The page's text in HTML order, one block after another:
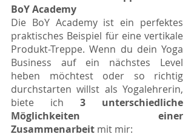
BoY Academy
Die BoY Academy ist ein perfektes
praktisches Beispiel für eine vertikale
Produkt-Treppe. Wenn du dein Yoga
Business auf ein nächstes Level
heben möchtest oder so richtig
durchstarten willst als Yogalehrerin,
biete ich 3 unterschiedliche
Möglichkeiten einer
Zusammenarbeit mit mir: